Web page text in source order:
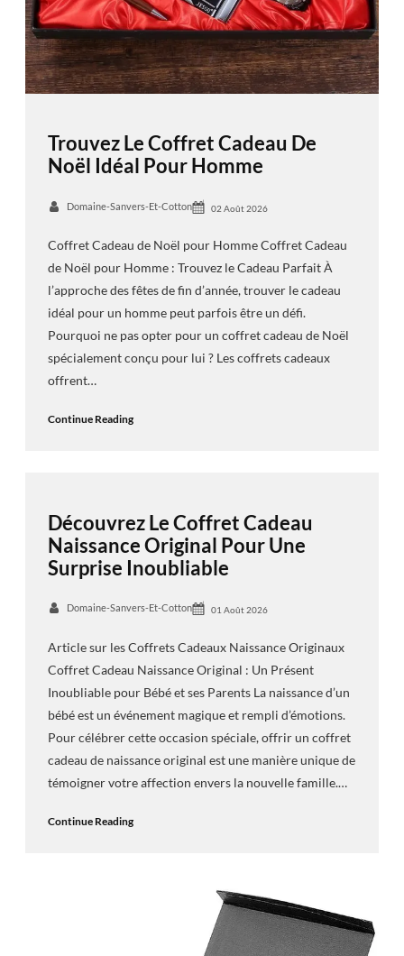
Trouvez Le Coffret Cadeau De
Noël Idéal Pour Homme
Domaine-Sanvers-Et-Cotton 02 Août 2026
Coffret Cadeau de Noël pour Homme Coffret Cadeau
de Noël pour Homme : Trouvez le Cadeau Parfait À
l’approche des fêtes de fin d’année, trouver le cadeau
idéal pour un homme peut parfois être un défi.
Pourquoi ne pas opter pour un coffret cadeau de Noël
spécialement conçu pour lui ? Les coffrets cadeaux
offrent…
Continue Reading
Découvrez Le Coffret Cadeau
Naissance Original Pour Une
Surprise Inoubliable
Domaine-Sanvers-Et-Cotton 01 Août 2026
Article sur les Coffrets Cadeaux Naissance Originaux
Coffret Cadeau Naissance Original : Un Présent
Inoubliable pour Bébé et ses Parents La naissance d’un
bébé est un événement magique et rempli d’émotions.
Pour célébrer cette occasion spéciale, offrir un coffret
cadeau de naissance original est une manière unique de
témoigner votre affection envers la nouvelle famille.…
Continue Reading